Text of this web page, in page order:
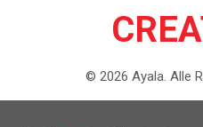
© 2026 Ayala. Alle